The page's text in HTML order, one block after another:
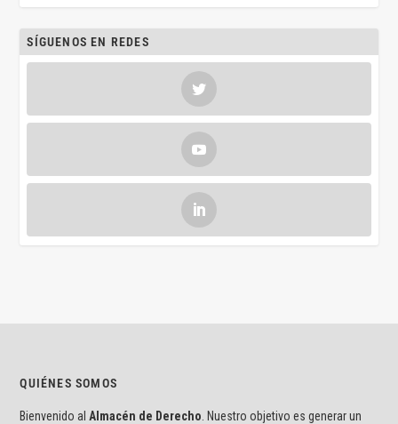
SÍGUENOS EN REDES
QUIÉNES SOMOS
Bienvenido al Almacén de Derecho . Nuestro objetivo es generar un